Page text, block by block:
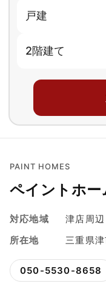
PAINT HOMES
ペイントホー
対応地域
津店周辺
所在地
三重県
050-5530-8658